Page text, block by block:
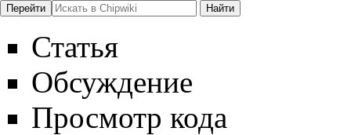
Статья
Обсуждение
Просмотр кода